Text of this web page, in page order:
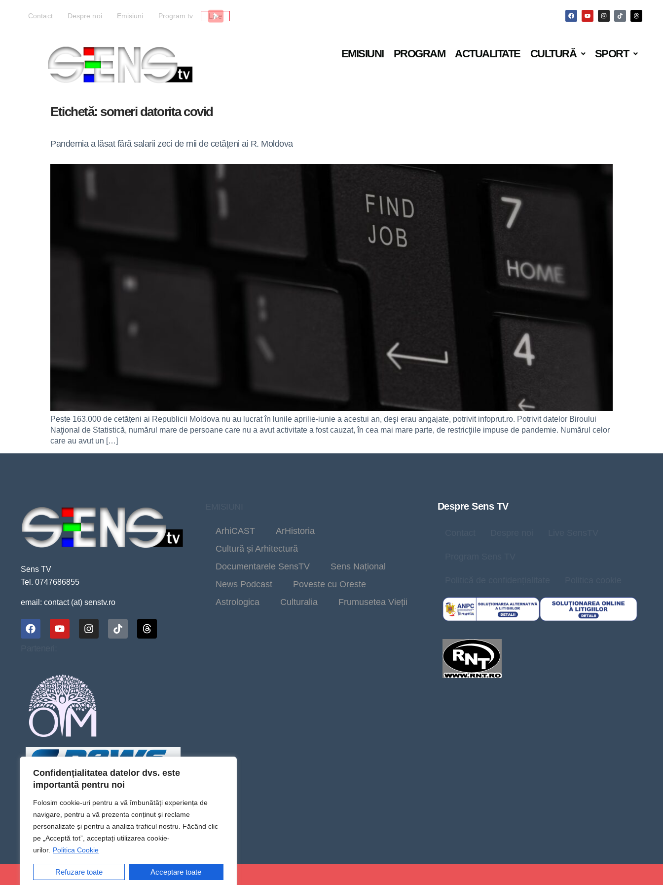
Confidențialitatea datelor dvs. este
importantă pentru noi
Folosim cookie-uri pentru a vă îmbunătăți experiența de
navigare, pentru a vă prezenta conținut și reclame
personalizate și pentru a analiza traficul nostru. Făcând clic
pe „Acceptă tot”, acceptați utilizarea cookie-
urilor. Politica Cookie
Refuzare toate Acceptare toate
Contact Despre noi Emisiuni Program tv Live
EMISIUNI PROGRAM ACTUALITATE CULTURĂ SPORT
Etichetă: someri datorita covid
Pandemia a lăsat fără salarii zeci de mii de cetățeni ai R. Moldova
Peste 163.000 de cetățeni ai Republicii Moldova nu au lucrat în lunile aprilie-iunie a acestui an, deşi erau angajate, potrivit infoprut.ro. Potrivit datelor Biroului
Naţional de Statistică, numărul mare de persoane care nu a avut activitate a fost cauzat, în cea mai mare parte, de restricţiile impuse de pandemie. Numărul celor
care au avut un […]
Sens TV
Tel. 0747686855
email: contact (at) senstv.ro
ArhiCAST
ArHistoria
Cultură și Arhitectură
Documentarele SensTV
Sens Național
News Podcast
Poveste cu Oreste
Astrologica
Culturalia Frumusetea Vieții
Despre Sens TV
@Sens TV | Dă sens omului din tine!